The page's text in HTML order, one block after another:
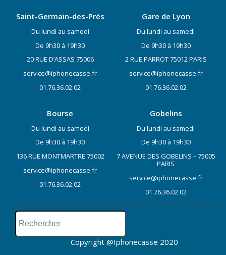
Saint-Germain-des-Prés
Du lundi au samedi
De 9h30 à 19h30
20 RUE D’ASSAS 75006
service@iphonecasse.fr
01.76.36.02.02
Gare de Lyon
Du lundi au samedi
De 9h30 à 19h30
2 RUE PARROT 75012 PARIS
service@iphonecasse.fr
01.76.36.02.02
Bourse
Du lundi au samedi
De 9h30 à 19h30
136 RUE MONTMARTRE 75002
service@iphonecasse.fr
01.76.36.02.02
Gobelins
Du lundi au samedi
De 9h30 à 19h30
7 AVENUE DES GOBELINS – 75005
PARIS
service@iphonecasse.fr
01.76.36.02.02
Copyright @Iphonecasse 2020